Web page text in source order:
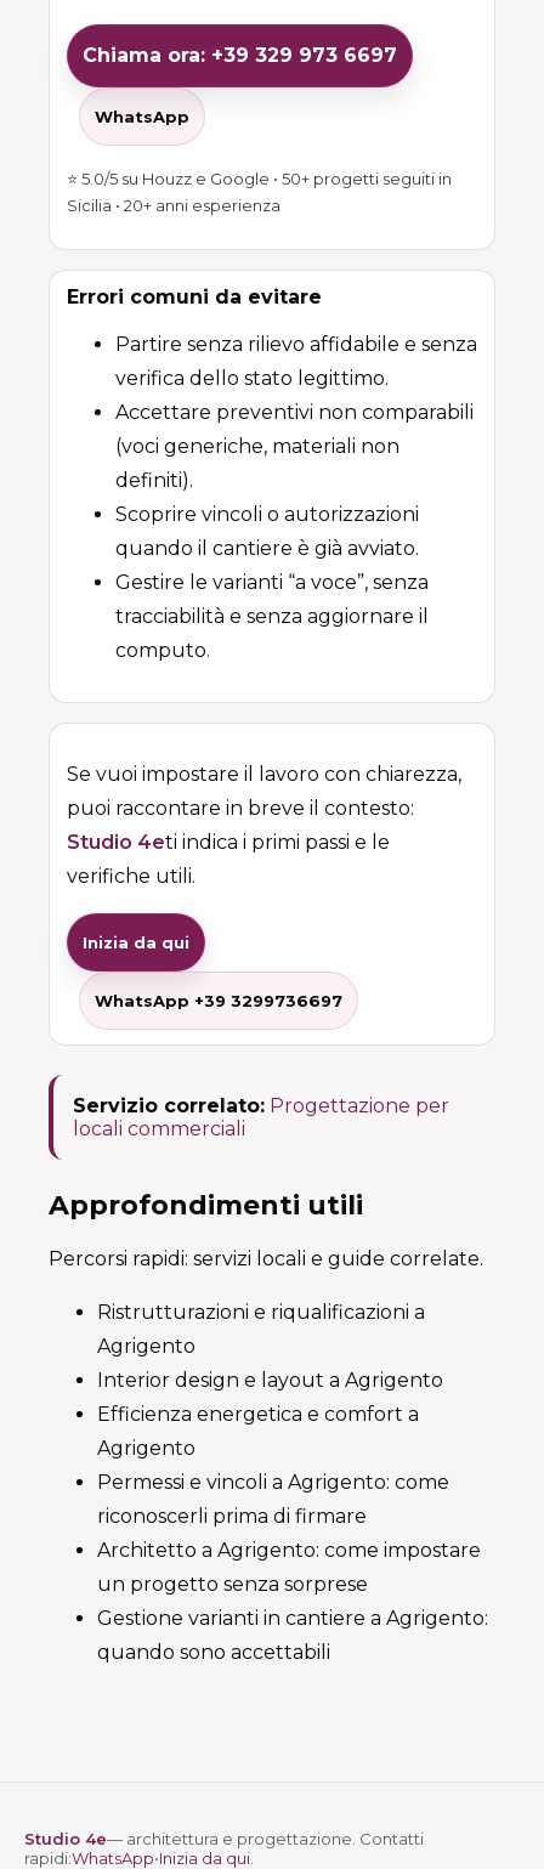
Chiama ora: +39 329 973 6697
WhatsApp
⭐ 5.0/5 su Houzz e Google • 50+ progetti seguiti in
Sicilia • 20+ anni esperienza
Errori comuni da evitare
Partire senza rilievo affidabile e senza
verifica dello stato legittimo.
Accettare preventivi non comparabili
(voci generiche, materiali non
definiti).
Scoprire vincoli o autorizzazioni
quando il cantiere è già avviato.
Gestire le varianti “a voce”, senza
tracciabilità e senza aggiornare il
computo.
Se vuoi impostare il lavoro con chiarezza,
puoi raccontare in breve il contesto:
Studio 4eti indica i primi passi e le
verifiche utili.
Inizia da qui
WhatsApp +39 3299736697
Servizio correlato: Progettazione per
locali commerciali
Approfondimenti utili
Percorsi rapidi: servizi locali e guide correlate.
Ristrutturazioni e riqualificazioni a
Agrigento
Interior design e layout a Agrigento
Efficienza energetica e comfort a
Agrigento
Permessi e vincoli a Agrigento: come
riconoscerli prima di firmare
Architetto a Agrigento: come impostare
un progetto senza sorprese
Gestione varianti in cantiere a Agrigento:
quando sono accettabili
Studio 4e— architettura e progettazione. Contatti
rapidi:WhatsApp•Inizia da qui